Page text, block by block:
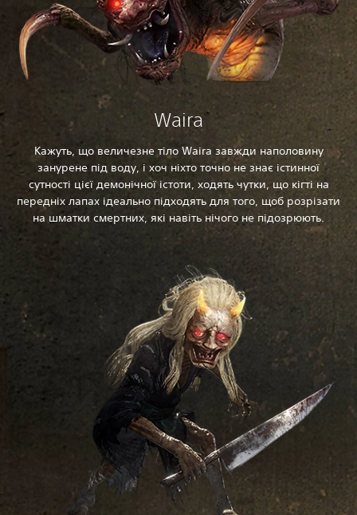
Waira
Кажуть, що величезне тіло Waira завжди наполовину
занурене під воду, і хоч ніхто точно не знає істинної
сутності цієї демонічної істоти, ходять чутки, що кігті на
передніх лапах ідеально підходять для того, щоб розрізати
на шматки смертних, які навіть нічого не підозрюють.